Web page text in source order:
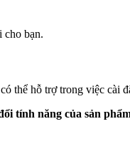
cho bạn.
thể hỗ trợ trong việc cài
tính năng của sản